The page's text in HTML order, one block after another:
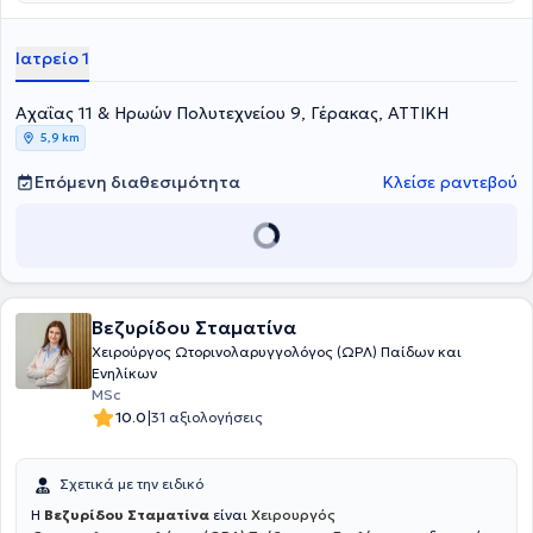
ιδιωτικού του ιατρείου, ο γιατρός συνεργάζεται με το Νοσοκομείο
Θεραπευτήριο. Στο ιδιωτικό του ιατρείο, προσφέρει πλήθος
υπηρεσιών σε παιδιά και ενήλικες, εξατομικευμένες για τις
Ιατρείο 1
Αχαΐας 11 & Ηρωών Πολυτεχνείου 9, Γέρακας, ΑΤΤΙΚΗ
5,9 km
Επόμενη διαθεσιμότητα Κλείσε ραντεβού
Βεζυρίδου Σταματίνα
Χειρούργος Ωτορινολαρυγγολόγος (ΩΡΛ) Παίδων και
Ενηλίκων
MSc
10.0|31 αξιολογήσεις
Σχετικά με την ειδικό
Η Βεζυρίδου Σταματίνα είναι Χειρουργός